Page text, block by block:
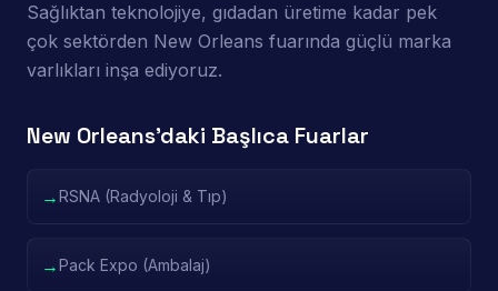
Sağlıktan teknolojiye, gıdadan üretime kadar pek
çok sektörden New Orleans fuarında güçlü marka
varlıkları inşa ediyoruz.
New Orleans'daki Başlıca Fuarlar
→RSNA (Radyoloji & Tıp)
→Pack Expo (Ambalaj)